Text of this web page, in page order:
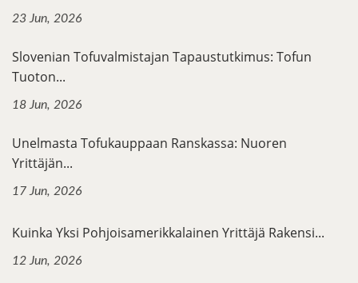
23 Jun, 2026
Slovenian Tofuvalmistajan Tapaustutkimus: Tofun
Tuoton...
18 Jun, 2026
Unelmasta Tofukauppaan Ranskassa: Nuoren
Yrittäjän...
17 Jun, 2026
Kuinka Yksi Pohjoisamerikkalainen Yrittäjä Rakensi...
12 Jun, 2026